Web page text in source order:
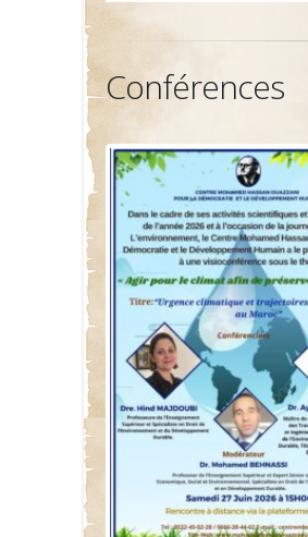
Conférences